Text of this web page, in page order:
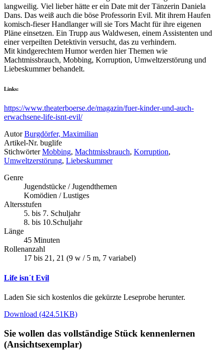
langweilig. Viel lieber hätte er ein Date mit der Tänzerin Daniela
Dans. Das weiß auch die böse Professorin Evil. Mit ihrem Haufen
komisch-fieser Handlanger will sie Tors Macht für ihre eigenen
Pläne einsetzen. Ein Trupp aus Waldwesen, einem Assistenten und
einer verpeilten Detektivin versucht, das zu verhindern.
Mit kindgerechtem Humor werden hier Themen wie
Machtmissbrauch, Mobbing, Korruption, Umweltzerstörung und
Liebeskummer behandelt.
Links:
https://www.theaterboerse.de/magazin/fuer-kinder-und-auch-
erwachsene-life-isnt-evil/
Autor Burgdörfer, Maximilian
Artikel-Nr. buglife
Stichwörter Mobbing, Machtmissbrauch, Korruption,
Umweltzerstörung, Liebeskummer
Genre
Jugendstücke / Jugendthemen
Komödien / Lustiges
Altersstufen
5. bis 7. Schuljahr
8. bis 10.Schuljahr
Länge
45 Minuten
Rollenanzahl
17 bis 21, 21 (9 w / 5 m, 7 variabel)
Life isn´t Evil
Laden Sie sich kostenlos die gekürzte Leseprobe herunter.
Download (424.51KB)
Sie wollen das vollständige Stück kennenlernen
(Ansichtsexemplar)